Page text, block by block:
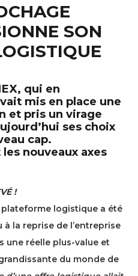
SON
qui en
mis en place une
et pris un virage
ses choix
cap.
nouveaux axes
!
logistique a été
la reprise de l’entreprise
une réelle plus-value et
du monde de